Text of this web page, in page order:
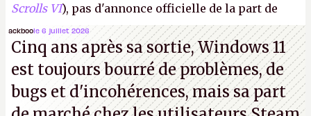
Scrolls VI), pas d'annonce officielle de la part de
Microsoft, mais le syndicat des employés confirme
de nombreux licenciements.A.
ackboole 6 juillet 2026
Cinq ans après sa sortie, Windows 11
est toujours bourré de problèmes, de
bugs et d'incohérences, mais sa part